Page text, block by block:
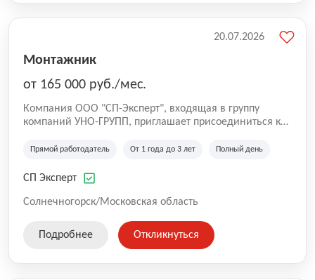
Монтажник
от 165 000 руб./мес.
Компания ООО "СП-Эксперт", входящая в группу
компаний УНО-ГРУПП, приглашает присоединиться к
работаем на рынке с 2005 года и оказываем комплекс
зданий из гибридных модульных блоков свободной
гибридно-модульного строительства.
Прямой работодатель От 1 года до 3 лет Полный день
СП Эксперт
Солнечногорск/Московская область
20.07.2026
Подробнее Откликнуться